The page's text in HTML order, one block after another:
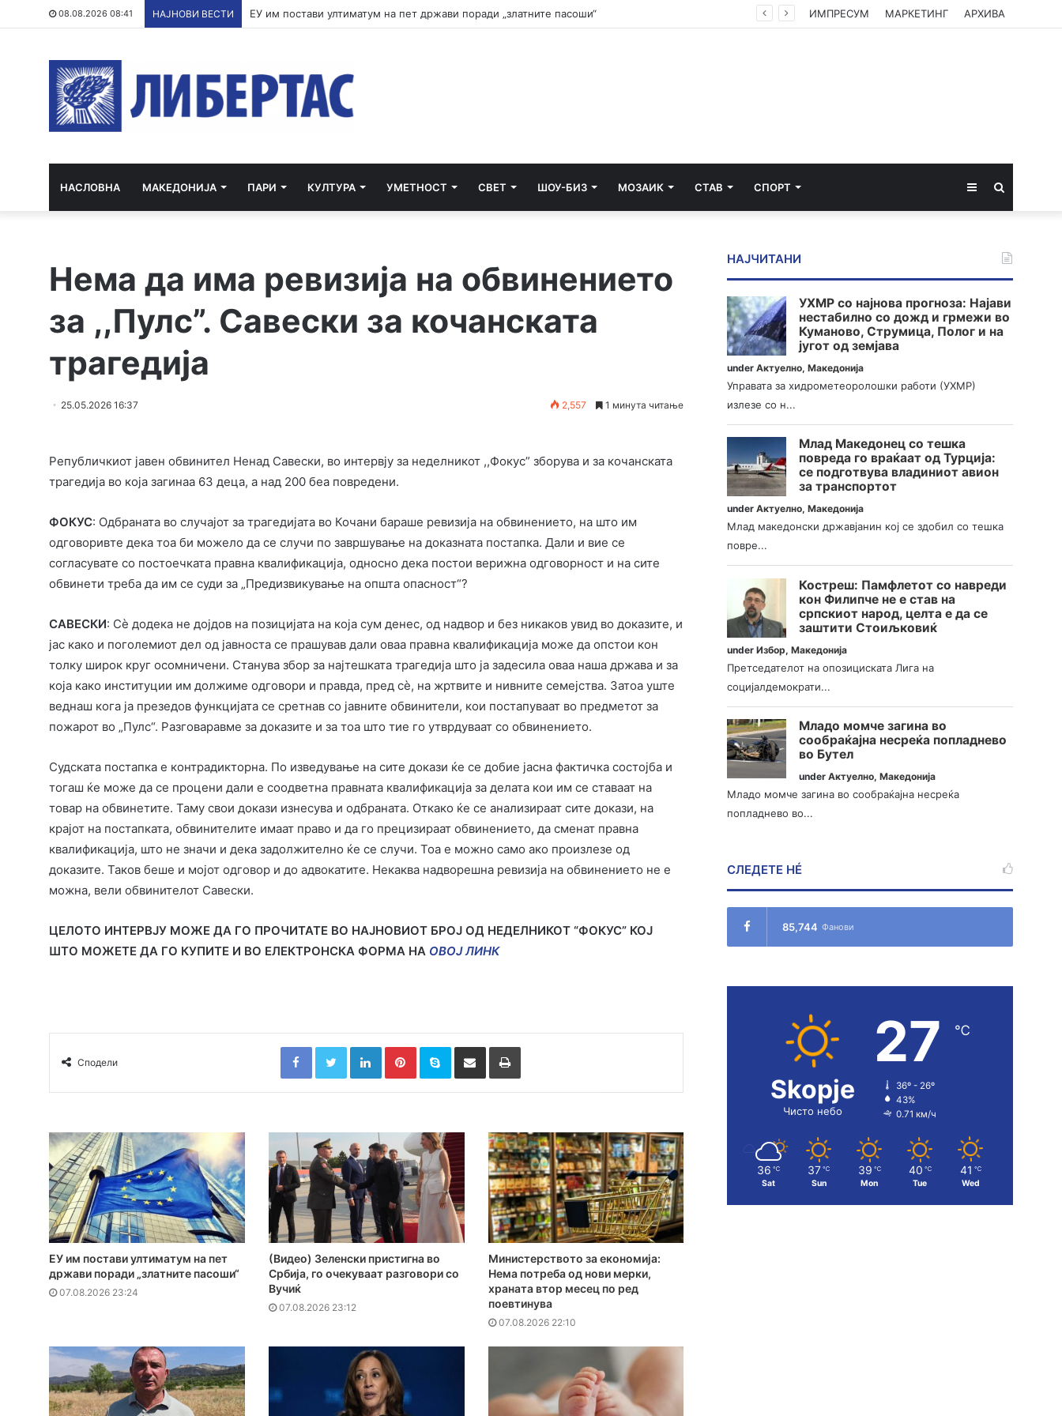
08.08.2026 08:41 НАЈНОВИ ВЕСТИ По речиси 30 години почнува судењето за убиството на Тупак Шакур ИМПРЕСУМ МАРКЕТИНГ АРХИВА
НАСЛОВНА МАКЕДОНИЈА ПАРИ КУЛТУРА УМЕТНОСТ СВЕТ ШОУ-БИЗ МОЗАИК СТАВ СПОРТ Sidebar
Нема да има ревизија на обвинението
за ,,Пулс”. Савески за кочанската
трагедија
25.05.2026 16:37 2,557 1 минута читање
Републичкиот јавен обвинител Ненад Савески, во интервју за неделникот ,,Фокус” зборува и за кочанската
трагедија во која загинаа 63 деца, а над 200 беа повредени.
ФОКУС: Одбраната во случајот за трагедијата во Кочани бараше ревизија на обвинението, на што им
одговоривте дека тоа би можело да се случи по завршување на доказната постапка. Дали и вие се
согласувате со постоечката правна квалификација, односно дека постои верижна одговорност и на сите
обвинети треба да им се суди за „Предизвикување на општа опасност“?
САВЕСКИ: Сè додека не дојдов на позицијата на која сум денес, од надвор и без никаков увид во доказите, и
јас како и поголемиот дел од јавноста се прашував дали оваа правна квалификација може да опстои кон
толку широк круг осомничени. Станува збор за најтешката трагедија што ја задесила оваа наша држава и за
која како институции им должиме одговори и правда, пред сè, на жртвите и нивните семејства. Затоа уште
веднаш кога ја презедов функцијата се сретнав со јавните обвинители, кои постапуваат во предметот за
пожарот во „Пулс“. Разговаравме за доказите и за тоа што тие го утврдуваат со обвинението.
Судската постапка е контрадикторна. По изведување на сите докази ќе се добие јасна фактичка состојба и
тогаш ќе може да се процени дали е соодветна правната квалификација за делата кои им се ставаат на
товар на обвинетите. Таму свои докази изнесува и одбраната. Откако ќе се анализираат сите докази, на
крајот на постапката, обвинителите имаат право и да го прецизираат обвинението, да сменат правна
квалификација, што не значи и дека задолжително ќе се случи. Тоа е можно само ако произлезе од
доказите. Таков беше и мојот одговор и до адвокатите. Некаква надворешна ревизија на обвинението не е
можна, вели обвинителот Савески.
ЦЕЛОТО ИНТЕРВЈУ МОЖЕ ДА ГО ПРОЧИТАТЕ ВО НАЈНОВИОТ БРОЈ ОД НЕДЕЛНИКОТ “ФОКУС” КОЈ
ШТО МОЖЕТЕ ДА ГО КУПИТЕ И ВО ЕЛЕКТРОНСКА ФОРМА НА ОВОЈ ЛИНК
Сподели
FacebookTwitterLinkedInPinterestSkype Сподели преку Е-маил Испринтај
ЕУ им постави ултиматум на пет
држави поради „златните пасоши“
07.08.2026 23:24
(Видео) Зеленски пристигна во
Србија, го очекуваат разговори со
Вучиќ
07.08.2026 23:12
Министерството за економија:
Нема потреба од нови мерки,
храната втор месец по ред
поевтинува
07.08.2026 22:10
НАЈЧИТАНИ
УХМР со најнова прогноза: Најави
нестабилно со дожд и грмежи во
Куманово, Струмица, Полог и на
југот од земјава
underАктуелно,Македонија
Управата за хидрометеоролошки работи (УХМР)
излезе со н...
Млад Македонец со тешка
повреда го враќаат од Турција:
се подготвува владиниот авион
за транспортот
underАктуелно,Македонија
Млад македонски државјанин кој се здобил со тешка
повре...
Костреш: Памфлетот со навреди
кон Филипче не е став на
српскиот народ, целта е да се
заштити Стоиљковиќ
underИзбор,Македонија
Претседателот на опозициската Лига на
социјалдемократи...
Младо момче загина во
сообраќајна несреќа попладнево
во Бутел
underАктуелно,Македонија
Младо момче загина во сообраќајна несреќа
попладнево во...
СЛЕДЕТЕ НÉ
85,744 Фанови
Skopje
Чисто небо
27 ℃
36º - 26º
43%
0.71 км/ч
36 ℃
Sat
37 ℃
Sun
39 ℃
Mon
40 ℃
Tue
41 ℃
Wed